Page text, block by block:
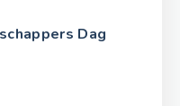
Dag